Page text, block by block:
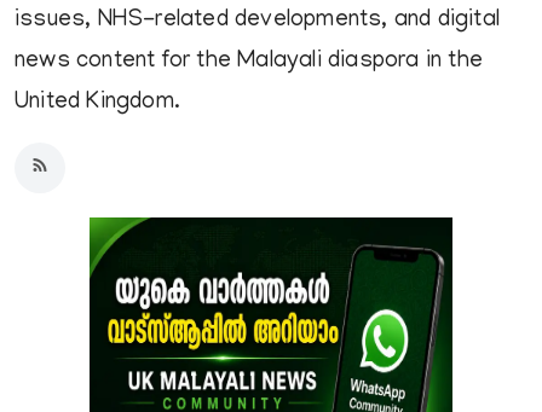
issues, NHS-related developments, and digital
news content for the Malayali diaspora in the
United Kingdom.